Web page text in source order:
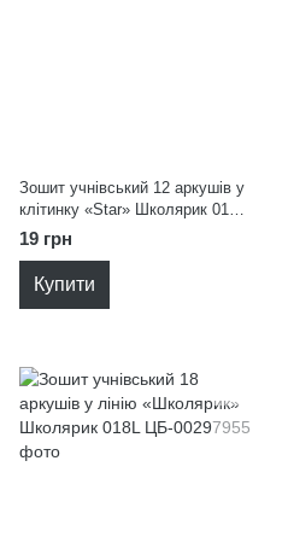
Зошит учнівський 12 аркушів у
клітинку «Star» Школярик 012-
3689K
19 грн
Купити